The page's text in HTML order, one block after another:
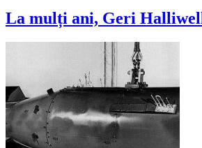
La mulți ani, Geri